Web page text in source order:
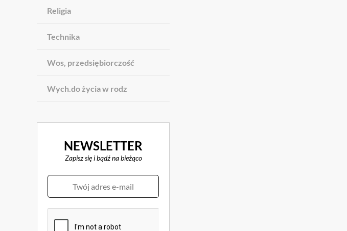
Religia
Technika
Wos, przedsiębiorczość
Wych.do życia w rodz
NEWSLETTER
Zapisz się i bądź na bieżąco